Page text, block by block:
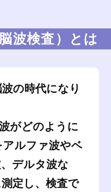
波検査）とは
の時代になり
がどのように
ルファ波やベ
デルタ波な
定し、検査で